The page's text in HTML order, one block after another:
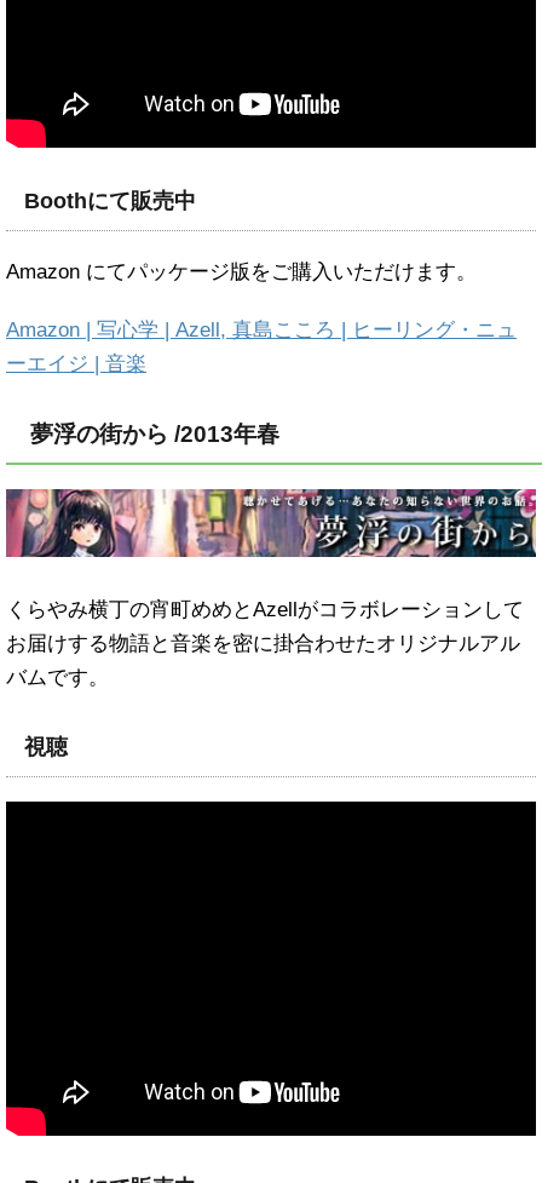
Boothにて販売中
Amazon にてパッケージ版をご購入いただけます。
Amazon | 写心学 | Azell, 真島こころ | ヒーリング・ニュ
ーエイジ | 音楽
夢浮の街から /2013年春
くらやみ横丁の宵町めめとAzellがコラボレーションして
お届けする物語と音楽を密に掛合わせたオリジナルアル
バムです。
視聴